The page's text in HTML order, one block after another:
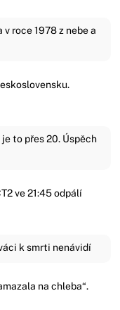
roce 1978 z nebe a
to přes 20. Úspěch
ve 21:45 odpálí
k smrti nenávidí
na chleba“.